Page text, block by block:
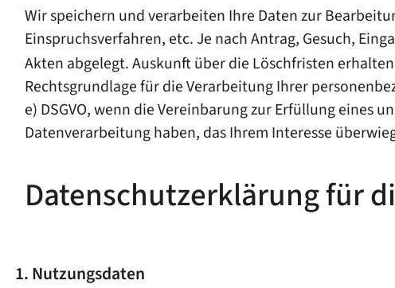
Wir speichern und verarbeiten Ihre Daten zur
Einspruchsverfahren, etc. Je nach Antrag, Gesuch,
Akten abgelegt. Auskunft über die Löschfristen
Rechtsgrundlage für die Verarbeitung Ihrer
e) DSGVO, wenn die Vereinbarung zur Erfüllung eines
Datenverarbeitung haben, das Ihrem Interesse
Datenschutzerklärung für
1. Nutzungsdaten